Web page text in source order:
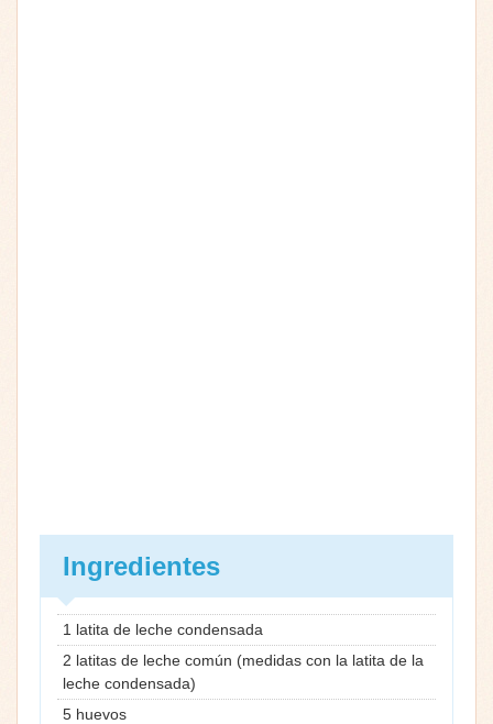
Ingredientes
1 latita de leche condensada
2 latitas de leche común (medidas con la latita de la
leche condensada)
5 huevos